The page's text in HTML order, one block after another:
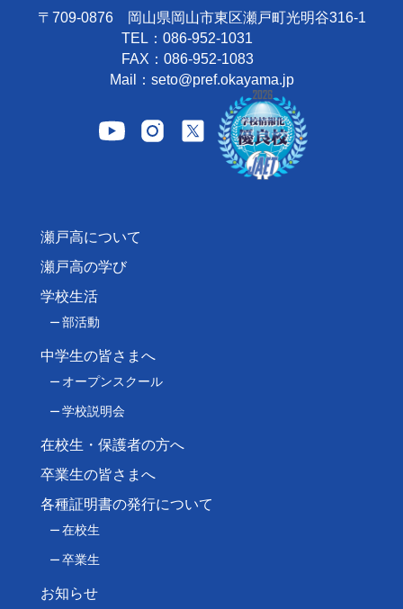
〒709-0876 岡山県岡山市東区瀬戸町光明谷316-1
TEL：086-952-1031
FAX：086-952-1083
Mail：seto@pref.okayama.jp
瀬戸高について
瀬戸高の学び
学校生活
部活動
中学生の皆さまへ
オープンスクール
学校説明会
在校生・保護者の方へ
卒業生の皆さまへ
各種証明書の発行について
在校生
卒業生
お知らせ